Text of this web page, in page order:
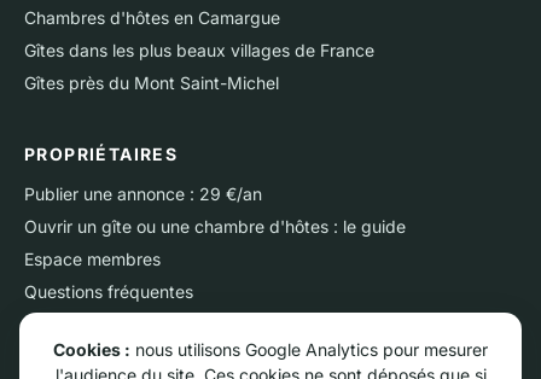
Chambres d'hôtes en Camargue
Gîtes dans les plus beaux villages de France
Gîtes près du Mont Saint-Michel
PROPRIÉTAIRES
Publier une annonce : 29 €/an
Ouvrir un gîte ou une chambre d'hôtes : le guide
Espace membres
Questions fréquentes
Nous contacter
Cookies : nous utilisons Google Analytics pour mesurer
l'audience du site. Ces cookies ne sont déposés que si